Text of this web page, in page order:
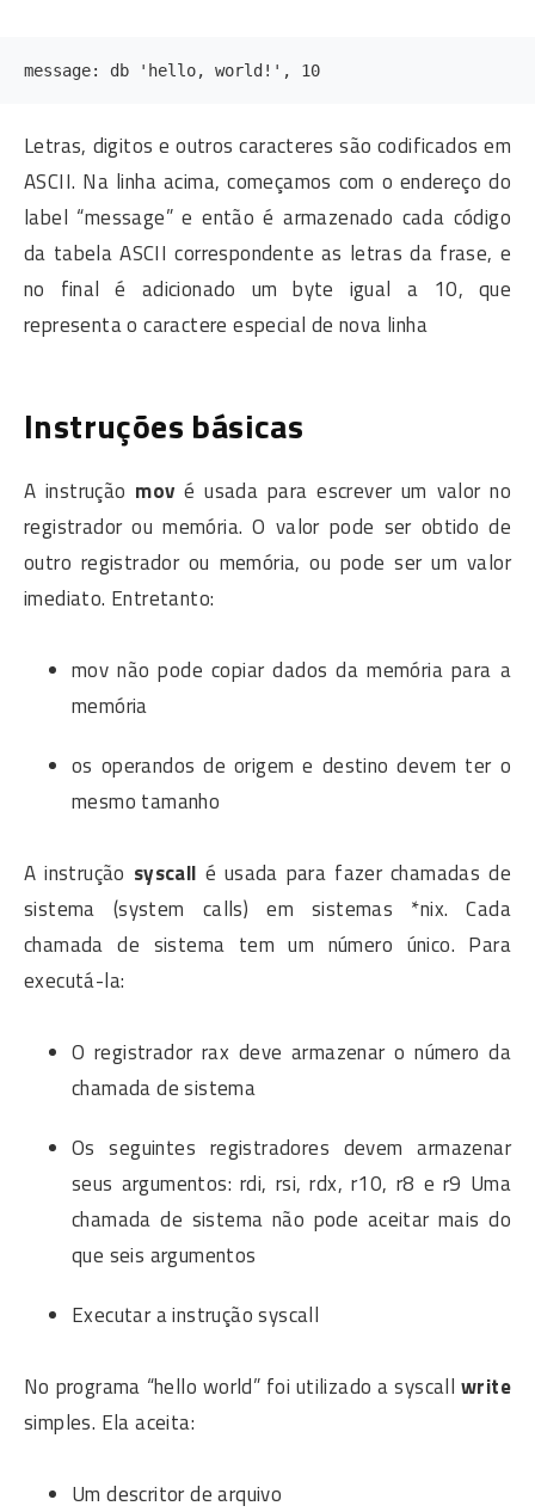
Letras, digitos e outros caracteres são codificados em
ASCII. Na linha acima, começamos com o endereço do
label “message” e então é armazenado cada código
da tabela ASCII correspondente as letras da frase, e
no final é adicionado um byte igual a 10, que
representa o caractere especial de nova linha
Instruções básicas
A instrução mov é usada para escrever um valor no
registrador ou memória. O valor pode ser obtido de
outro registrador ou memória, ou pode ser um valor
imediato. Entretanto:
mov não pode copiar dados da memória para a
memória
os operandos de origem e destino devem ter o
mesmo tamanho
A instrução syscall é usada para fazer chamadas de
sistema (system calls) em sistemas *nix. Cada
chamada de sistema tem um número único. Para
executá-la:
O registrador rax deve armazenar o número da
chamada de sistema
Os seguintes registradores devem armazenar
seus argumentos: rdi, rsi, rdx, r10, r8 e r9 Uma
chamada de sistema não pode aceitar mais do
que seis argumentos
Executar a instrução syscall
No programa “hello world” foi utilizado a syscall write
simples. Ela aceita:
Um descritor de arquivo